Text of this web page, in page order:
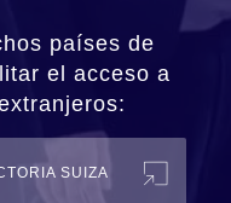
países de
el acceso a
SUIZA